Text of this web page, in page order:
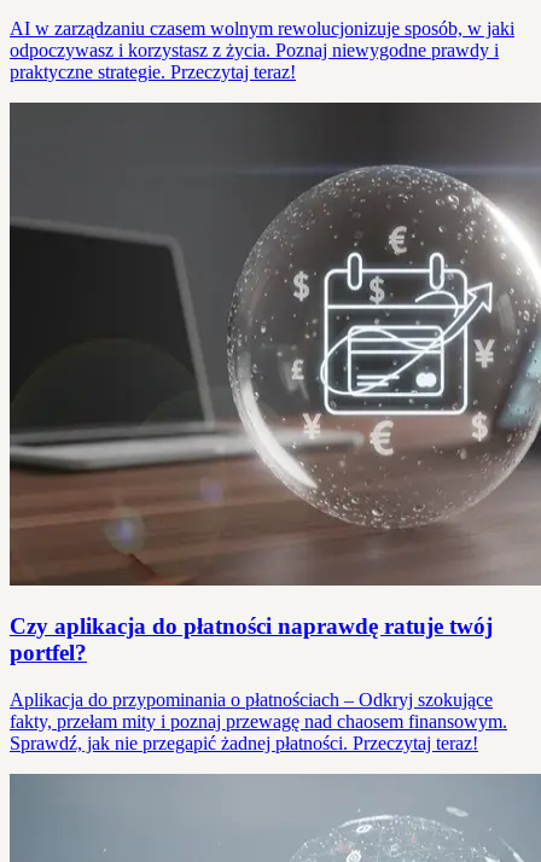
AI w zarządzaniu czasem wolnym rewolucjonizuje sposób, w jaki
odpoczywasz i korzystasz z życia. Poznaj niewygodne prawdy i
praktyczne strategie. Przeczytaj teraz!
Czy aplikacja do płatności naprawdę ratuje twój
portfel?
Aplikacja do przypominania o płatnościach – Odkryj szokujące
fakty, przełam mity i poznaj przewagę nad chaosem finansowym.
Sprawdź, jak nie przegapić żadnej płatności. Przeczytaj teraz!